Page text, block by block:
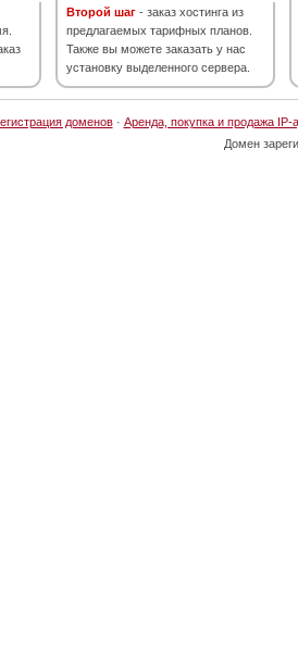
Второй шаг - заказ хостинга из
предлагаемых тарифных планов.
Также вы можете заказать у нас
установку выделенного сервера.
доменов· Аренда, покупка и продажа IP-
Домен